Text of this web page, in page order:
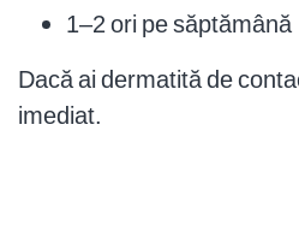
1–2 ori pe săptămână
Dacă ai dermatită de
imediat.